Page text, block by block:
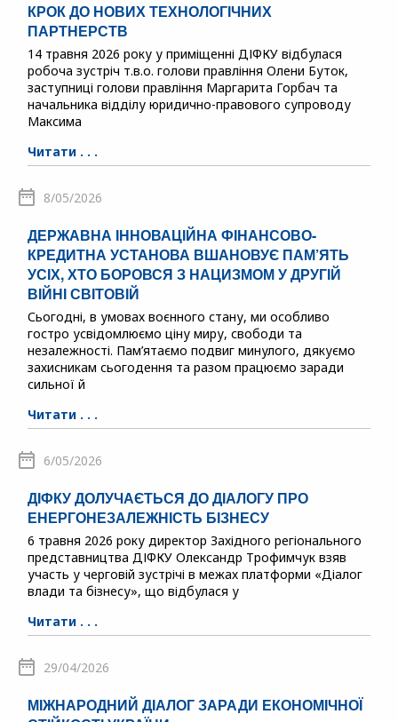
КРОК ДО НОВИХ ТЕХНОЛОГІЧНИХ
ПАРТНЕРСТВ
14 травня 2026 року у приміщенні ДІФКУ відбулася
робоча зустріч т.в.о. голови правління Олени Буток,
заступниці голови правління Маргарита Горбач та
начальника відділу юридично-правового супроводу
Максима
Читати . . .
8/05/2026
ДЕРЖАВНА ІННОВАЦІЙНА ФІНАНСОВО-
КРЕДИТНА УСТАНОВА ВШАНОВУЄ ПАМ’ЯТЬ
УСІХ, ХТО БОРОВСЯ З НАЦИЗМОМ У ДРУГІЙ
ВІЙНІ СВІТОВІЙ
Сьогодні, в умовах воєнного стану, ми особливо
гостро усвідомлюємо ціну миру, свободи та
незалежності. Пам’ятаємо подвиг минулого, дякуємо
захисникам сьогодення та разом працюємо заради
сильної й
Читати . . .
6/05/2026
ДІФКУ ДОЛУЧАЄТЬСЯ ДО ДІАЛОГУ ПРО
ЕНЕРГОНЕЗАЛЕЖНІСТЬ БІЗНЕСУ
6 травня 2026 року директор Західного регіонального
представництва ДІФКУ Олександр Трофимчук взяв
участь у черговій зустрічі в межах платформи «Діалог
влади та бізнесу», що відбулася у
Читати . . .
29/04/2026
МІЖНАРОДНИЙ ДІАЛОГ ЗАРАДИ ЕКОНОМІЧНОЇ